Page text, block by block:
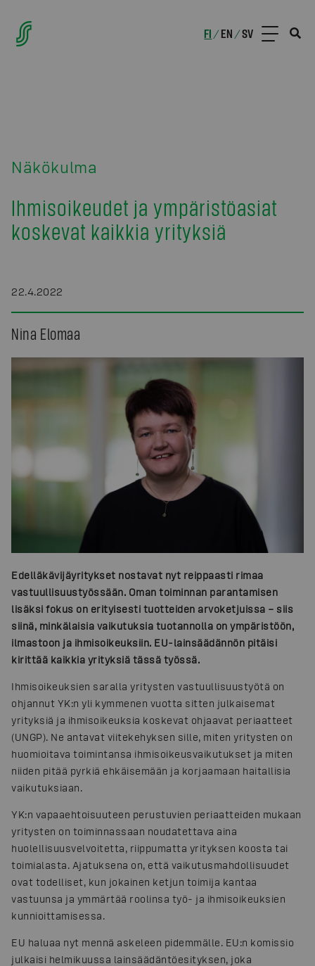
FI /EN /SV
Näkökulma
Ihmisoikeudet ja ympäristöasiat
koskevat kaikkia yrityksiä
22.4.2022
Nina Elomaa
Edelläkävijäyritykset nostavat nyt reippaasti rimaa
vastuullisuustyössään. Oman toiminnan parantamisen
lisäksi fokus on erityisesti tuotteiden arvoketjuissa – siis
siinä, minkälaisia vaikutuksia tuotannolla on ympäristöön,
ilmastoon ja ihmisoikeuksiin. EU-lainsäädännön pitäisi
kirittää kaikkia yrityksiä tässä työssä.
Ihmisoikeuksien saralla yritysten vastuullisuustyötä on
ohjannut YK:n yli kymmenen vuotta sitten julkaisemat
yrityksiä ja ihmisoikeuksia koskevat ohjaavat periaatteet
(UNGP). Ne antavat viitekehyksen sille, miten yritysten on
huomioitava toimintansa ihmisoikeusvaikutukset ja miten
niiden pitää pyrkiä ehkäisemään ja korjaamaan haitallisia
vaikutuksiaan.
YK:n vapaaehtoisuuteen perustuvien periaatteiden mukaan
yritysten on toiminnassaan noudatettava aina
huolellisuusvelvoitetta, riippumatta yrityksen koosta tai
toimialasta. Ajatuksena on, että vaikutusmahdollisuudet
ovat todelliset, kun jokainen ketjun toimija kantaa
vastuunsa ja ymmärtää roolinsa työ- ja ihmisoikeuksien
kunnioittamisessa.
EU haluaa nyt mennä askeleen pidemmälle. EU:n komissio
julkaisi helmikuussa lainsäädäntöesityksen, joka